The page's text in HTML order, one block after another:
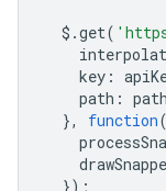
{
},
$ .get(
key :
path :
},
function(
});